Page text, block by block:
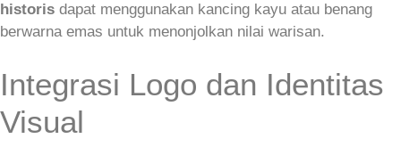
historis dapat menggunakan kancing kayu atau benang
berwarna emas untuk menonjolkan nilai warisan.
Integrasi Logo dan Identitas
Visual